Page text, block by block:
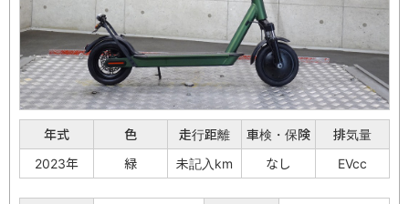
年式 色 走行距離 車検・保険
排気量
2023年
緑 未記入km なし EVcc